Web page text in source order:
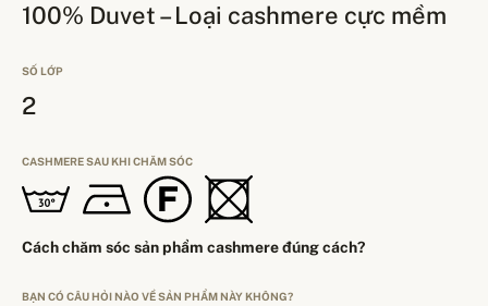
100% Duvet – Loại cashmere cực mềm
SỐ LỚP
2
CASHMERE SAU KHI CHĂM SÓC
Cách chăm sóc sản phẩm cashmere đúng cách?
BẠN CÓ CÂU HỎI NÀO VỀ SẢN PHẨM NÀY KHÔNG?